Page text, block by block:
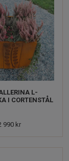
L-
I CORTENSTÅL
990 kr